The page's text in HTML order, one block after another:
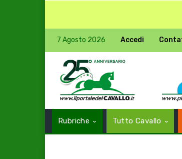
7 Agosto 2026 Accedi
Rubriche Tutto Cavallo